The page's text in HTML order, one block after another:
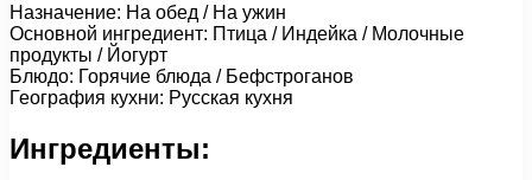
Назначение: На обед / На ужин
Основной ингредиент: Птица / Индейка / Молочные
продукты / Йогурт
Блюдо: Горячие блюда / Бефстроганов
География кухни: Русская кухня
Ингредиенты: